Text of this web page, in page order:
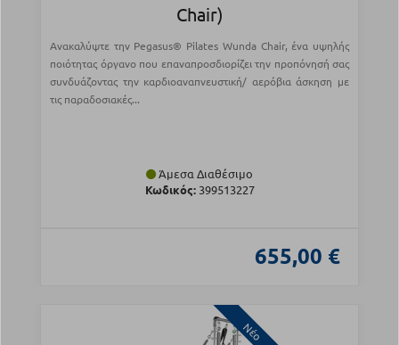
Chair)
Ανακαλύψτε την Pegasus® Pilates Wunda Chair, ένα υψηλής
ποιότητας όργανο που επαναπροσδιορίζει την προπόνησή σας
συνδυάζοντας την καρδιοαναπνευστική/ αερόβια άσκηση με
τις παραδοσιακές...
Άμεσα Διαθέσιμο
Κωδικός:399513227
655,00 €
Νέο